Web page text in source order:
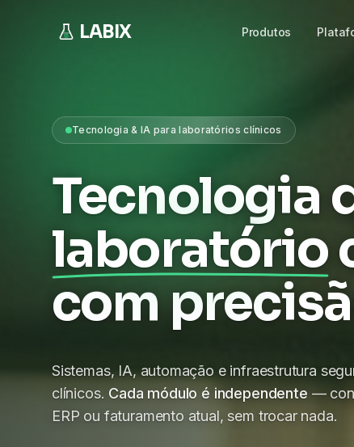
LABIX Produtos
Tecnologia & IA para laboratórios clínicos
Tecnologia
laboratório
com
Sistemas, IA, automação e infraestrutura
clínicos. Cada módulo é independente —
ERP ou faturamento atual, sem trocar nada.